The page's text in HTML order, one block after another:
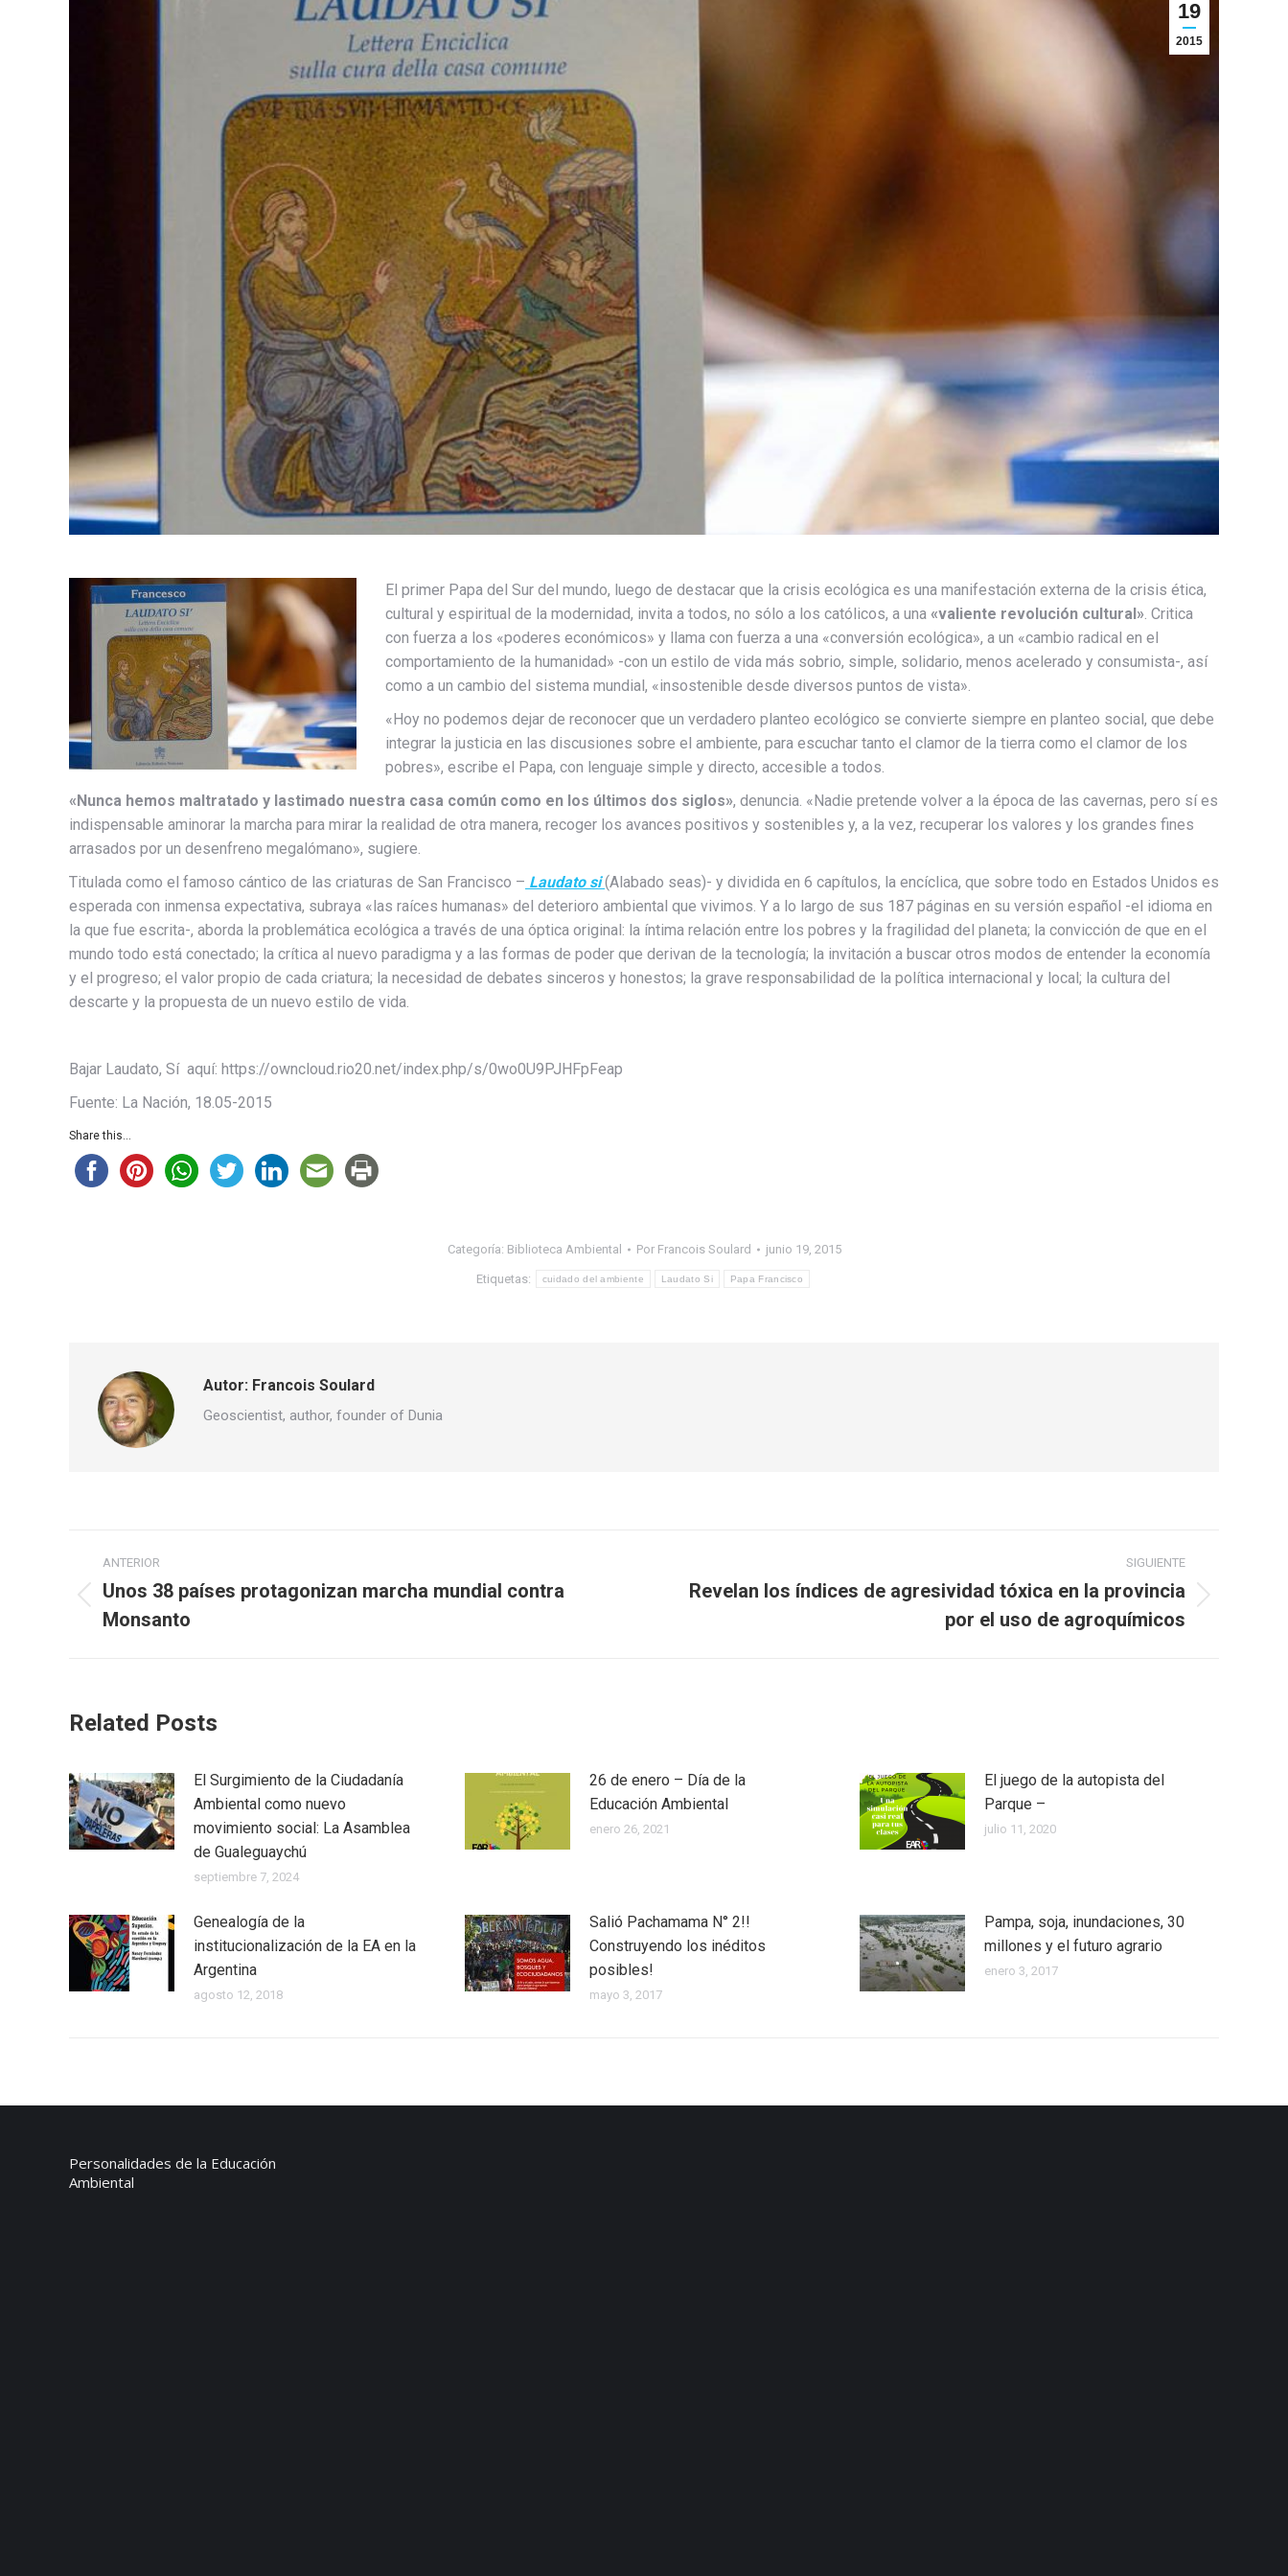
19
2015
El primer Papa del Sur del mundo, luego de destacar que la crisis ecológica es una manifestación externa de la crisis ética,
cultural y espiritual de la modernidad, invita a todos, no sólo a los católicos, a una «valiente revolución cultural». Critica
con fuerza a los «poderes económicos» y llama con fuerza a una «conversión ecológica», a un «cambio radical en el
comportamiento de la humanidad» -con un estilo de vida más sobrio, simple, solidario, menos acelerado y consumista-, así
como a un cambio del sistema mundial, «insostenible desde diversos puntos de vista».
«Hoy no podemos dejar de reconocer que un verdadero planteo ecológico se convierte siempre en planteo social, que debe
integrar la justicia en las discusiones sobre el ambiente, para escuchar tanto el clamor de la tierra como el clamor de los
pobres», escribe el Papa, con lenguaje simple y directo, accesible a todos.
«Nunca hemos maltratado y lastimado nuestra casa común como en los últimos dos siglos», denuncia. «Nadie pretende volver a la época de las cavernas, pero sí es
indispensable aminorar la marcha para mirar la realidad de otra manera, recoger los avances positivos y sostenibles y, a la vez, recuperar los valores y los grandes fines
arrasados por un desenfreno megalómano», sugiere.
Titulada como el famoso cántico de las criaturas de San Francisco – Laudato si (Alabado seas)- y dividida en 6 capítulos, la encíclica, que sobre todo en Estados Unidos es
esperada con inmensa expectativa, subraya «las raíces humanas» del deterioro ambiental que vivimos. Y a lo largo de sus 187 páginas en su versión español -el idioma en
la que fue escrita-, aborda la problemática ecológica a través de una óptica original: la íntima relación entre los pobres y la fragilidad del planeta; la convicción de que en el
mundo todo está conectado; la crítica al nuevo paradigma y a las formas de poder que derivan de la tecnología; la invitación a buscar otros modos de entender la economía
y el progreso; el valor propio de cada criatura; la necesidad de debates sinceros y honestos; la grave responsabilidad de la política internacional y local; la cultura del
descarte y la propuesta de un nuevo estilo de vida.
Bajar Laudato, Sí aquí: https://owncloud.rio20.net/index.php/s/0wo0U9PJHFpFeap
Fuente: La Nación, 18.05-2015
Share this...
Categoría: Biblioteca Ambiental Por Francois Soulard junio 19, 2015
Etiquetas: cuidado del ambiente Laudato Si Papa Francisco
Autor: Francois Soulard
Geoscientist, author, founder of Dunia
Navegación
entre
publicaciones
ANTERIOR
anterior:
Unos 38 países protagonizan marcha mundial contra
Monsanto
SIGUIENTE
Revelan los índices de agresividad tóxica en la provincia
por el uso de agroquímicos
Related Posts
El Surgimiento de la Ciudadanía
Ambiental como nuevo
movimiento social: La Asamblea
de Gualeguaychú
septiembre 7, 2024
26 de enero – Día de la
Educación Ambiental
enero 26, 2021
El juego de la autopista del
Parque –
julio 11, 2020
Genealogía de la
institucionalización de la EA en la
Argentina
agosto 12, 2018
Salió Pachamama N° 2!!
Construyendo los inéditos
posibles!
mayo 3, 2017
Pampa, soja, inundaciones, 30
millones y el futuro agrario
enero 3, 2017
Personalidades de la Educación
Ambiental